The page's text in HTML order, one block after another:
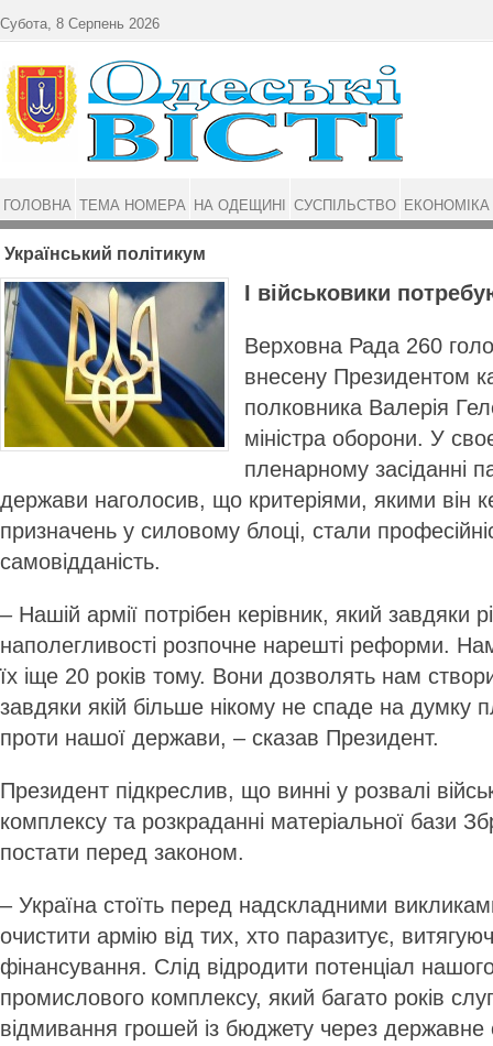
Український політикум
І військовики
Верховна Рада 260
внесену Президентом
полковника Валерія
міністра оборони. У
пленарному засіданні
держави наголосив, що критеріями, якими він
призначень у силовому блоці, стали
самовідданість.
– Нашій армії потрібен керівник, який завдяки
наполегливості розпочне нарешті реформи.
їх іще 20 років тому. Вони дозволять нам
завдяки якій більше нікому не спаде на думку
проти нашої держави, – сказав Президент.
Президент підкреслив, що винні у розвалі
комплексу та розкраданні матеріальної бази
постати перед законом.
– Україна стоїть перед надскладними
очистити армію від тих, хто паразитує,
фінансування. Слід відродити потенціал
промислового комплексу, який багато років
відмивання грошей із бюджету через державне
Субота, 8 Серпень 2026
ГОЛОВНА ТЕМА НОМЕРА НА ОДЕЩИНІ СУСПІЛЬСТВО ЕКОНОМІКА